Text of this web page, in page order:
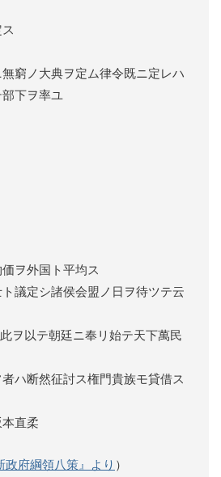
窮ノ大典ヲ定ム律令既ニ定レハ
下ヲ率ユ
ヲ外国ト平均ス
議定シ諸侯会盟ノ日ヲ待ツテ云
ヲ以テ朝廷ニ奉リ始テ天下萬民
ハ断然征討ス権門貴族モ貸借ス
直柔
政府綱領八策』より ）